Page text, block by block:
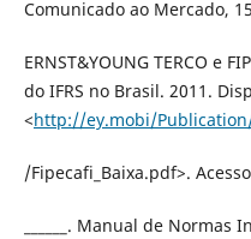
Comunicado ao Mercado,
ERNST&YOUNG TERCO e
do IFRS no Brasil. 2011.
<http://ey.mobi/Publication/
/Fipecafi_Baixa.pdf>.
______. Manual de